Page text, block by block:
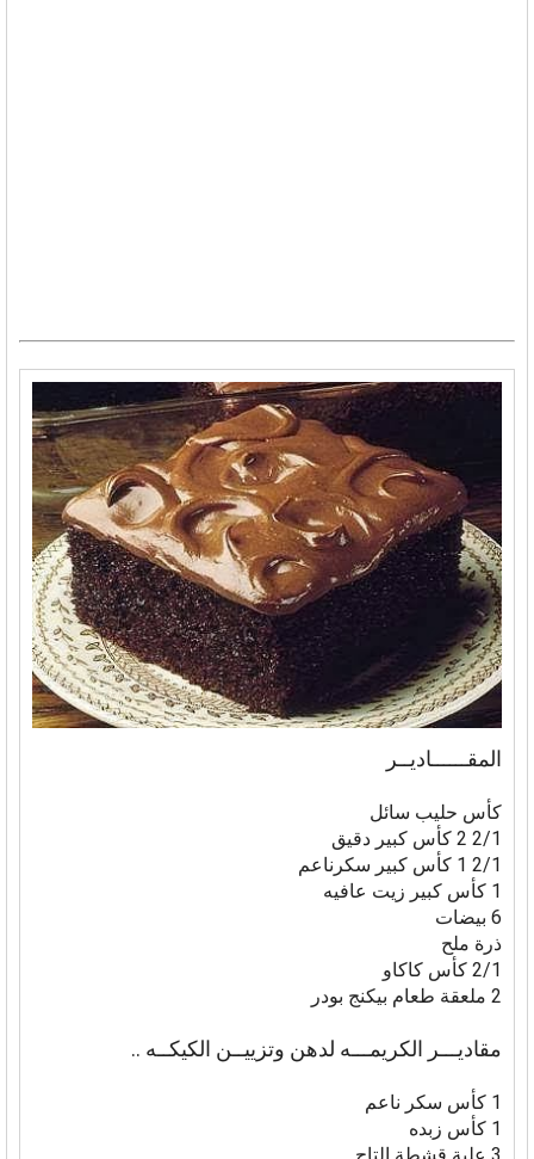
المقــــــاديــر
كأس حليب سائل
2/1 2 كأس كبير دقيق
2/1 1 كأس كبير سكرناعم
1 كأس كبير زيت عافيه
6 بيضات
ذرة ملح
2/1 كأس كاكاو
2 ملعقة طعام بيكنج بودر
مقاديـــر الكريمـــه لدهن وتزييــن الكيكــه ..
1 كأس سكر ناعم
1 كأس زبده
3 علبة قشطة التاج